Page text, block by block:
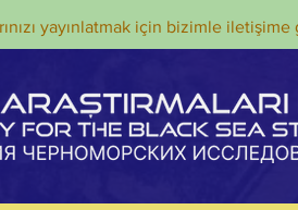
yayınlatmak için bizimle